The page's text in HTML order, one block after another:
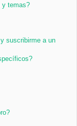
y temas?
suscribirme a un